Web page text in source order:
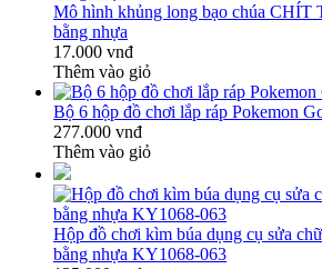
Mô hình khủng long bạo chúa CHÍT
bằng nhựa
17.000 vnđ
Thêm vào giỏ
Bộ 6 hộp đồ chơi lắp ráp Pokemon
277.000 vnđ
Thêm vào giỏ
Hộp đồ chơi kìm búa dụng cụ sửa
bằng nhựa KY1068-063